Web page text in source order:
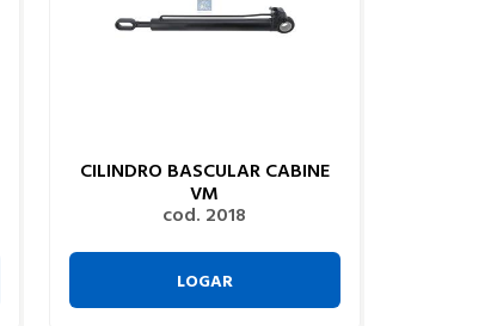
CILINDRO BASCULAR CABINE
VM
cod. 2018
LOGAR